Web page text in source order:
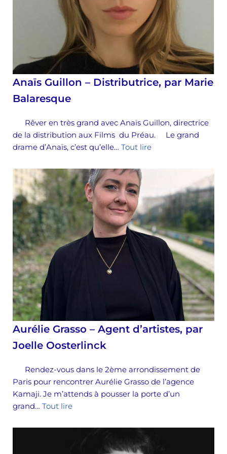
Anaïs Guillon – Distributrice, par Marie
Balaresque
Rêver en très grand avec Anaïs Guillon, directrice
de la distribution aux Films du Préau. Le grand
drame d’Anaïs, c’est qu’elle… Tout lire
Aurélie Grasso – Agent d’artistes, par
Joelle Oosterlinck
Rendez-vous dans le 2ème arrondissement de
Paris pour rencontrer Aurélie Grasso de l’agence
Kamaji. Je m’attends à pousser la porte d’un
grand… Tout lire